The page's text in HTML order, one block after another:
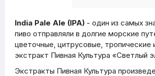
India Pale Ale (IPA) - один из самых
пиво отправляли в долгие морские
цветочные, цитрусовые, тропические
экстракт Пивная Культура
Экстракты Пивная Культура